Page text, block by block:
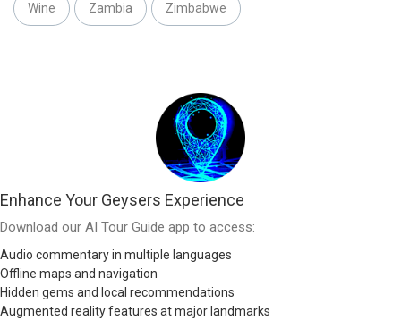
Wine Zambia Zimbabwe
Enhance Your Geysers Experience
Download our AI Tour Guide app to access:
Audio commentary in multiple languages
Offline maps and navigation
Hidden gems and local recommendations
Augmented reality features at major landmarks